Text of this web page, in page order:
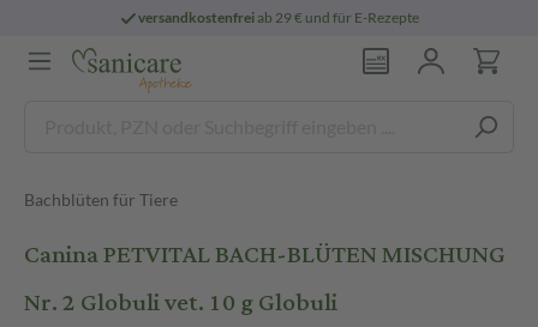
versandkostenfreiab 29 € und für E-Rezepte
Bachblüten für Tiere
Canina PETVITAL BACH-BLÜTEN MISCHUNG
Nr. 2 Globuli vet. 10 g Globuli